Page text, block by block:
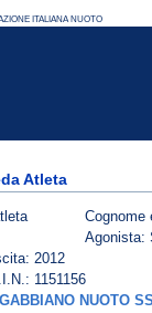
Atleta
Agonista:
2012
1151156
GABBIANO NUOTO